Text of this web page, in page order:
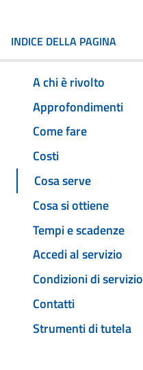
INDICE DELLA PAGINA
A chi è rivolto
Approfondimenti
Come fare
Costi
Cosa serve
Cosa si ottiene
Tempi e scadenze
Accedi al servizio
Condizioni di servizio
Contatti
Strumenti di tutela